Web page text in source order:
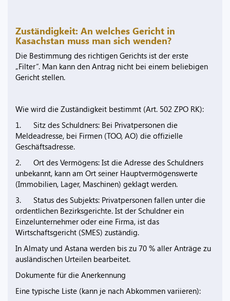
Zuständigkeit: An welches Gericht in
Kasachstan muss man sich wenden?
Die Bestimmung des richtigen Gerichts ist der erste
„Filter“. Man kann den Antrag nicht bei einem beliebigen
Gericht stellen.
Wie wird die Zuständigkeit bestimmt (Art. 502 ZPO RK):
1. Sitz des Schuldners: Bei Privatpersonen die
Meldeadresse, bei Firmen (TOO, AO) die offizielle
Geschäftsadresse.
2. Ort des Vermögens: Ist die Adresse des Schuldners
unbekannt, kann am Ort seiner Hauptvermögenswerte
(Immobilien, Lager, Maschinen) geklagt werden.
3. Status des Subjekts: Privatpersonen fallen unter die
ordentlichen Bezirksgerichte. Ist der Schuldner ein
Einzelunternehmer oder eine Firma, ist das
Wirtschaftsgericht (SMES) zuständig.
In Almaty und Astana werden bis zu 70 % aller Anträge zu
ausländischen Urteilen bearbeitet.
Dokumente für die Anerkennung
Eine typische Liste (kann je nach Abkommen variieren):